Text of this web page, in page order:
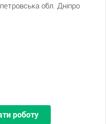
обл. Дніпро
роботу